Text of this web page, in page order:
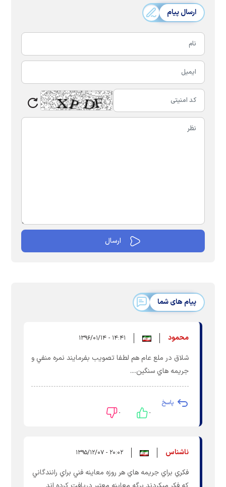
ارسال پیام
پیام های شما
محمود ۱۴:۴۱ - ۱۳۹۶/۰۱/۱۴
شلاق در ملع عام هم لطفا تصويب بفرمايند نمره منفي و
جريمه هاي سنگين....
پاسخ
۰ ۰
ناشناس ۲۰:۰۲ - ۱۳۹۵/۱۲/۰۷
فكري براي جريمه هاي هر روزه معاينه فني براي رانندگاني